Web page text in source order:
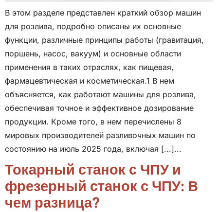
В этом разделе представлен краткий обзор машин
для розлива, подробно описаны их основные
функции, различные принципы работы (гравитация,
поршень, насос, вакуум) и основные области
применения в таких отраслях, как пищевая,
фармацевтическая и косметическая.1 В нем
объясняется, как работают машины для розлива,
обеспечивая точное и эффективное дозирование
продукции. Кроме того, в нем перечислены 8
мировых производителей разливочных машин по
состоянию на июль 2025 года, включая [...]...
Токарный станок с ЧПУ и
фрезерный станок с ЧПУ: В
чем разница?